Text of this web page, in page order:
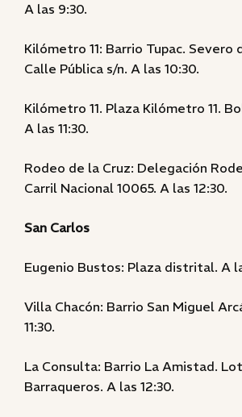
A las 9:30.
Kilómetro 11: Barrio Tupac.
Calle Pública s/n. A las 10:30.
Kilómetro 11. Plaza Kilómetro 11.
A las 11:30.
Rodeo de la Cruz: Delegación
Carril Nacional 10065. A las 12:30.
San Carlos
Eugenio Bustos: Plaza distrital. A
Villa Chacón: Barrio San Miguel
11:30.
La Consulta: Barrio La Amistad.
Barraqueros. A las 12:30.